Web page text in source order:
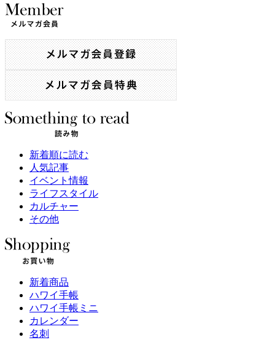
新着順に読む
人気記事
イベント情報
ライフスタイル
カルチャー
その他
新着商品
ハワイ手帳
ハワイ手帳ミニ
カレンダー
名刺